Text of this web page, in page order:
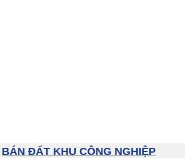
BÁN ĐẤT KHU CÔNG NGHIỆP